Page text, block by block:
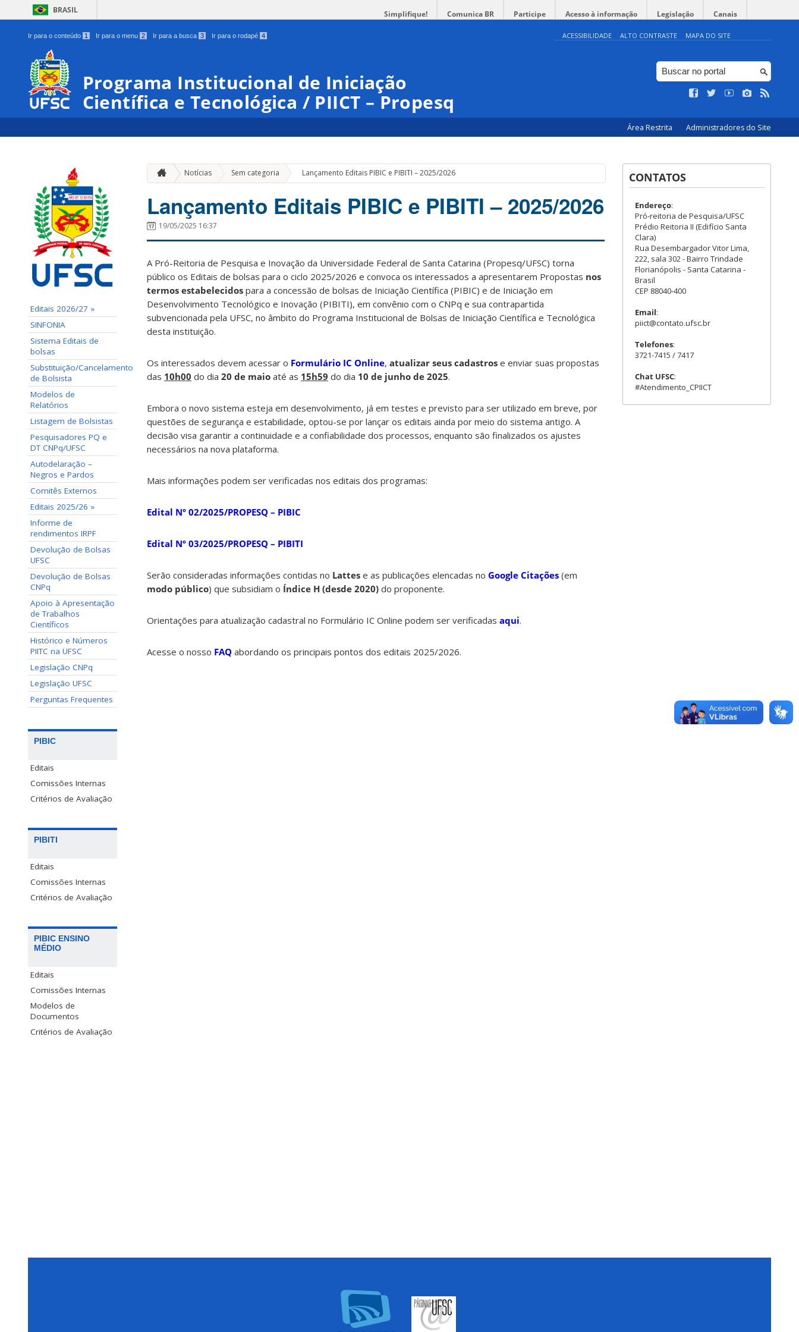
BRASIL Simplifique! Comunica BR Participe Acesso à informação Legislação Canais
Ir para o conteúdo 1 Ir para o menu 2 Ir para a busca 3 Ir para o rodapé 4 ACESSIBILIDADE ALTO CONTRASTE MAPA DO SITE
Programa Institucional de Iniciação
Científica e Tecnológica / PIICT – Propesq
Área Restrita Administradores do Site
Editais 2026/27 »
SINFONIA
Sistema Editais de
bolsas
Substituição/Cancelamento
de Bolsista
Modelos de
Relatórios
Listagem de Bolsistas
Pesquisadores PQ e
DT CNPq/UFSC
Autodelaração –
Negros e Pardos
Comitês Externos
Editais 2025/26 »
Informe de
rendimentos IRPF
Devolução de Bolsas
UFSC
Devolução de Bolsas
CNPq
Apoio à Apresentação
de Trabalhos
Científicos
Histórico e Números
PIITC na UFSC
Legislação CNPq
Legislação UFSC
Perguntas Frequentes
PIBIC
Editais
Comissões Internas
Critérios de Avaliação
PIBITI
Editais
Comissões Internas
Critérios de Avaliação
PIBIC ENSINO
MÉDIO
Editais
Comissões Internas
Modelos de
Documentos
Critérios de Avaliação
Notícias Sem categoria » Lançamento Editais PIBIC e PIBITI – 2025/2026
Lançamento Editais PIBIC e PIBITI – 2025/2026
19/05/2025 16:37
A Pró-Reitoria de Pesquisa e Inovação da Universidade Federal de Santa Catarina (Propesq/UFSC) torna
público os Editais de bolsas para o ciclo 2025/2026 e convoca os interessados a apresentarem Propostas nos
termos estabelecidos para a concessão de bolsas de Iniciação Científica (PIBIC) e de Iniciação em
Desenvolvimento Tecnológico e Inovação (PIBITI), em convênio com o CNPq e sua contrapartida
subvencionada pela UFSC, no âmbito do Programa Institucional de Bolsas de Iniciação Científica e Tecnológica
desta instituição.
Os interessados devem acessar o Formulário IC Online, atualizar seus cadastros e enviar suas propostas
das 10h00 do dia 20 de maio até as 15h59 do dia 10 de junho de 2025.
Embora o novo sistema esteja em desenvolvimento, já em testes e previsto para ser utilizado em breve, por
questões de segurança e estabilidade, optou-se por lançar os editais ainda por meio do sistema antigo. A
decisão visa garantir a continuidade e a confiabilidade dos processos, enquanto são finalizados os ajustes
necessários na nova plataforma.
Mais informações podem ser verificadas nos editais dos programas:
Edital Nº 02/2025/PROPESQ – PIBIC
Edital Nº 03/2025/PROPESQ – PIBITI
Serão consideradas informações contidas no Lattes e as publicações elencadas no Google Citações (em
modo público) que subsidiam o Índice H (desde 2020) do proponente.
Orientações para atualização cadastral no Formulário IC Online podem ser verificadas aqui.
Acesse o nosso FAQ abordando os principais pontos dos editais 2025/2026.
CONTATOS
Endereço:
Pró-reitoria de Pesquisa/UFSC
Prédio Reitoria II (Edifício Santa
Clara)
Rua Desembargador Vitor Lima,
222, sala 302 - Bairro Trindade
Florianópolis - Santa Catarina -
Brasil
CEP 88040-400
Email:
piict@contato.ufsc.br
Telefones:
3721-7415 / 7417
Chat UFSC:
#Atendimento_CPIICT